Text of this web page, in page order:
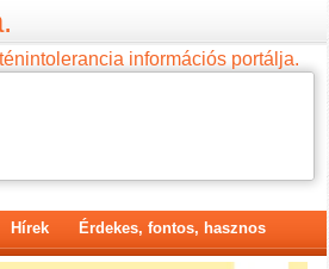
információs portálja.
Hírek Érdekes, fontos, hasznos